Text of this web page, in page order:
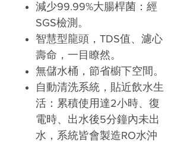
減少99.99%大腸桿菌：經
SGS檢測。
智慧型龍頭，TDS值、濾心
壽命，一目瞭然。
無儲水桶，節省櫥下空間。
自動清洗系統，貼近飲水生
活：累積使用達2小時、復
電時、出水後5分鐘內未出
水，系統皆會製造RO水沖